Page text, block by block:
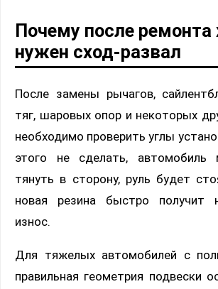
Почему после ремонта
нужен сход-развал
После замены рычагов,
тяг, шаровых опор и некоторых
необходимо проверить углы
этого не сделать, автомобиль
тянуть в сторону, руль будет
новая резина быстро получит
износ.
Для тяжелых автомобилей с
правильная геометрия подвески